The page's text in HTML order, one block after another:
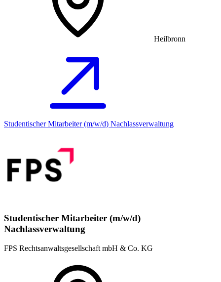
Heilbronn
Studentischer Mitarbeiter (m/w/d) Nachlassverwaltung
Studentischer Mitarbeiter (m/w/d)
Nachlassverwaltung
FPS Rechtsanwaltsgesellschaft mbH & Co. KG